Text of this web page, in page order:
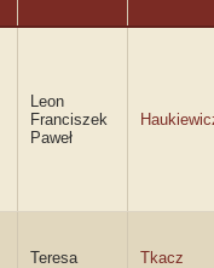
Leon
Franciszek
Paweł
Teresa Tkacz